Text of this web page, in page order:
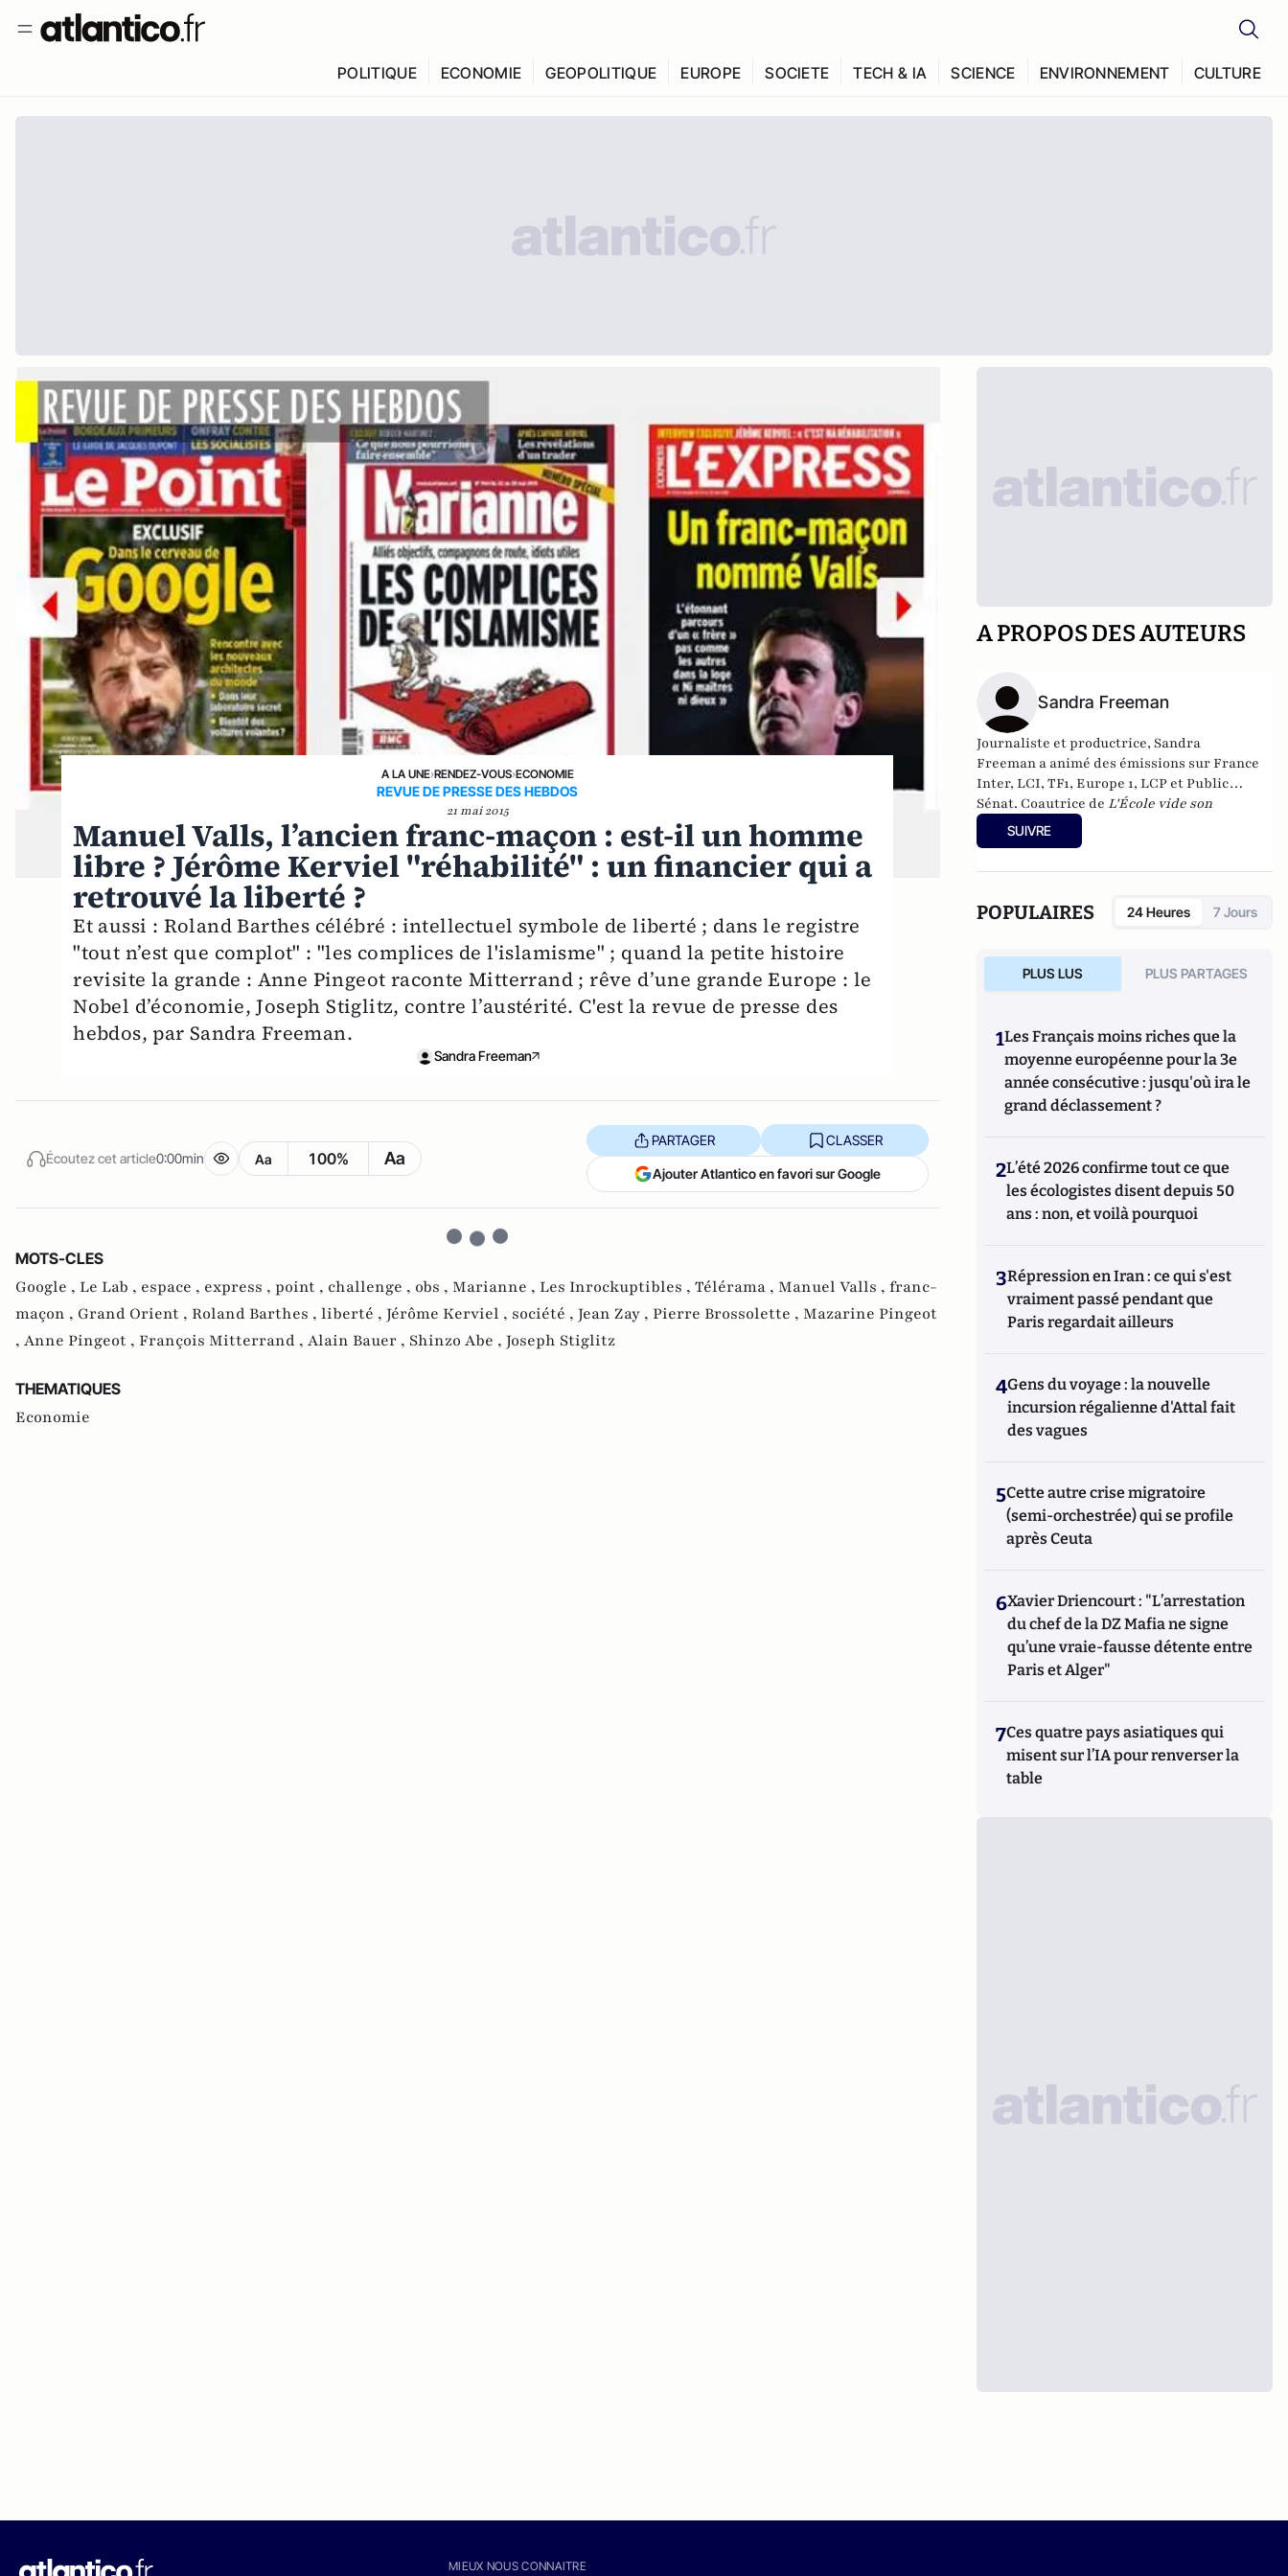
POLITIQUE ECONOMIE GEOPOLITIQUE EUROPE SOCIETE TECH & IA SCIENCE ENVIRONNEMENT CULTURE
A LA UNE›RENDEZ-VOUS›ECONOMIE
REVUE DE PRESSE DES HEBDOS
21 mai 2015
Manuel Valls, l’ancien franc-maçon : est-il un homme
libre ? Jérôme Kerviel "réhabilité" : un financier qui a
retrouvé la liberté ?
Et aussi : Roland Barthes célébré : intellectuel symbole de liberté ; dans le registre
"tout n’est que complot" : "les complices de l'islamisme" ; quand la petite histoire
revisite la grande : Anne Pingeot raconte Mitterrand ; rêve d’une grande Europe : le
Nobel d’économie, Joseph Stiglitz, contre l’austérité. C'est la revue de presse des
hebdos, par Sandra Freeman.
Sandra Freeman
Écoutez cet article0:00min Aa 100% Aa
PARTAGER CLASSER
Ajouter Atlantico en favori sur Google
MOTS-CLES
Google , Le Lab , espace , express , point , challenge , obs , Marianne , Les Inrockuptibles , Télérama , Manuel Valls , franc-
maçon , Grand Orient , Roland Barthes , liberté , Jérôme Kerviel , société , Jean Zay , Pierre Brossolette , Mazarine Pingeot
, Anne Pingeot , François Mitterrand , Alain Bauer , Shinzo Abe , Joseph Stiglitz
THEMATIQUES
Economie
A PROPOS DES AUTEURS
Sandra Freeman
Journaliste et productrice, Sandra
Freeman a animé des émissions sur France
Inter, LCI, TF1, Europe 1, LCP et Public
Sénat. Coautrice de L'École vide son
sac
(Éditions du Moment, 2009), elle est la
fondatrice du média internet MatriochK.
SUIVRE
POPULAIRES 24 Heures 7 Jours
PLUS LUS PLUS PARTAGES
1Les Français moins riches que la
moyenne européenne pour la 3e
année consécutive : jusqu'où ira le
grand déclassement ?
2L’été 2026 confirme tout ce que
les écologistes disent depuis 50
ans : non, et voilà pourquoi
3Répression en Iran : ce qui s'est
vraiment passé pendant que
Paris regardait ailleurs
4Gens du voyage : la nouvelle
incursion régalienne d'Attal fait
des vagues
5Cette autre crise migratoire
(semi-orchestrée) qui se profile
après Ceuta
6Xavier Driencourt : "L’arrestation
du chef de la DZ Mafia ne signe
qu’une vraie-fausse détente entre
Paris et Alger"
7Ces quatre pays asiatiques qui
misent sur l’IA pour renverser la
table
MIEUX NOUS CONNAITRE